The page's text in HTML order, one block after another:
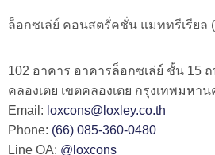
ล็อกซเล่ย์ คอนสตรั่คชั่น แมททรีเรียล
102 อาคาร อาคารล็อกซเล่ย์ ชั้น 15
คลองเตย เขตคลองเตย กรุงเทพมหาน
Email: loxcons@loxley.co.th
Phone: (66) 085-360-0480
Line OA: @loxcons